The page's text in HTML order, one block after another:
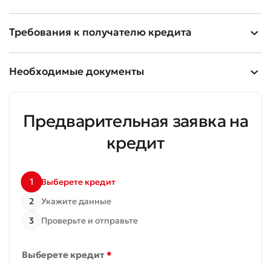
Требования к получателю кредита
Необходимые документы
Предварительная заявка на
кредит
1
Выберете кредит
2
Укажите данные
3
Проверьте и отправьте
Выберете кредит*